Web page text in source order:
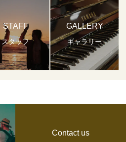
STAFF
スタッフ
GALLERY
ギャラリー
Contact us